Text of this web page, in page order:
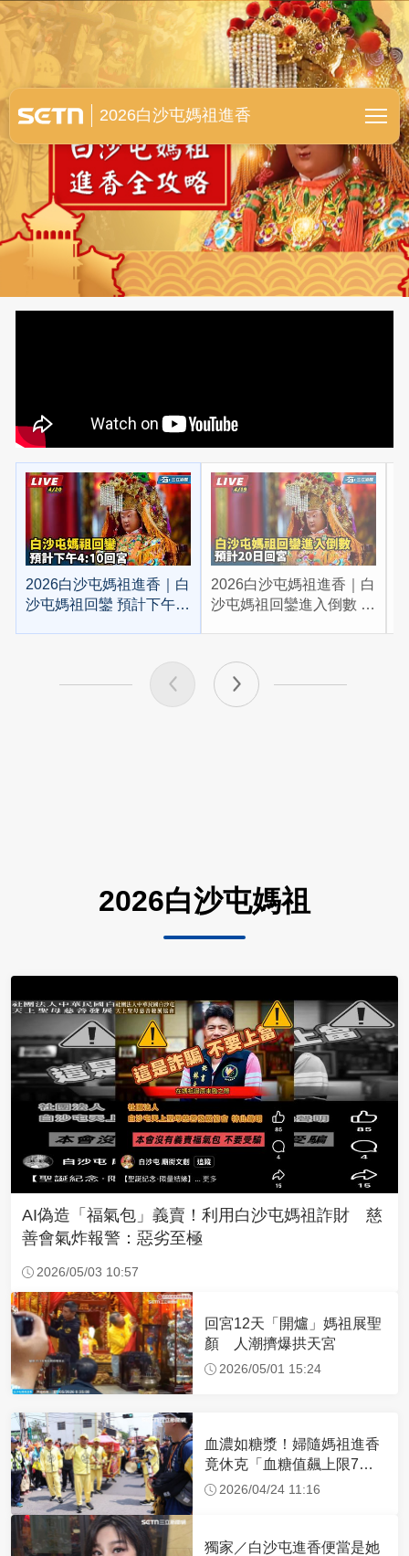
白沙屯媽祖進香全紀錄
2026白沙屯媽祖進香
2026白沙屯媽祖進香｜白
沙屯媽祖回鑾 預計下午
2026白沙屯媽祖進香｜白
沙屯媽祖回鑾進入倒數 預
2026白沙屯媽祖
AI偽造「福氣包」義賣！利用白沙屯媽祖詐財 慈
善會氣炸報警：惡劣至極
2026/05/03 10:57
回宮12天「開爐」媽祖展聖
顏 人潮擠爆拱天宮
2026/05/01 15:24
血濃如糖漿！婦隨媽祖進香
竟休克「血糖值飆上限7
倍」 醫曝原因
2026/04/24 11:16
獨家／白沙屯進香便當是她